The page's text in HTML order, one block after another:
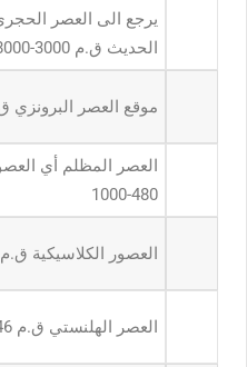
يرجع الى العصر
الحديث ق.م 3000-8000
موقع العصر البرونزي ق.م 1000-
العصر المظلم أي
480-1000
العصور الكلاسيكية ق.م 323-480
العصر الهلنستي ق.م 146-323